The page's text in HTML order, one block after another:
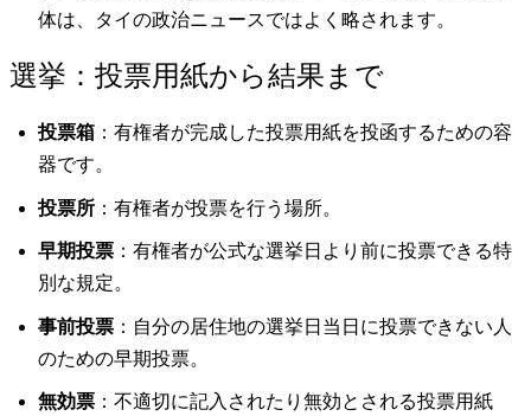
体は、タイの政治ニュースではよく略されます。
選挙：投票用紙から結果まで
投票箱 ：有権者が完成した投票用紙を投函するための容
器です。
投票所 ：有権者が投票を行う場所。
早期投票 ：有権者が公式な選挙日より前に投票できる特
別な規定。
事前投票 ：自分の居住地の選挙日当日に投票できない人
のための早期投票。
無効票 ：不適切に記入されたり無効とされる投票用紙